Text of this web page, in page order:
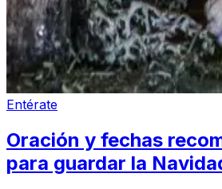
Entérate
Oración y fechas
para guardar la